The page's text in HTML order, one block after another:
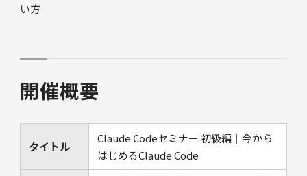
い方
開催概要
タイトル
Claude Codeセミナー 初級編｜今から
はじめるClaude Code